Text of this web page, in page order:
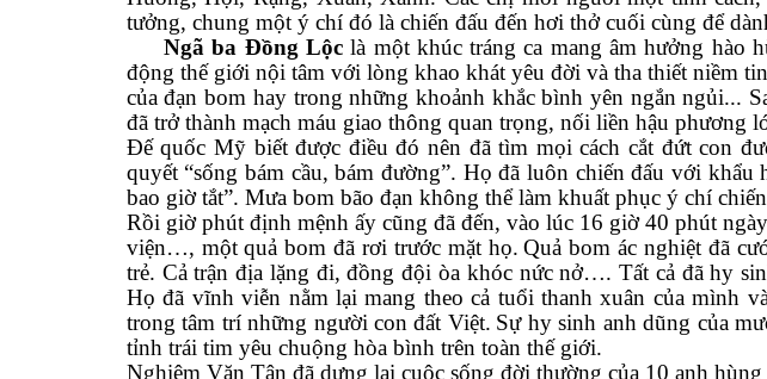
tưởng, chung một ý chí đó là chiến đấu đến hơi thở cuối cùng để
Ngã ba Ðồng Lộc là một khúc tráng ca mang âm hưởng hào
động thế giới nội tâm với lòng khao khát yêu đời và tha thiết niềm
của đạn bom hay trong những khoảnh khắc bình yên ngắn ngủi...
đã trở thành mạch máu giao thông quan trọng, nối liền hậu phương
Đế quốc Mỹ biết được điều đó nên đã tìm mọi cách cắt đứt con
quyết “sống bám cầu, bám đường”. Họ đã luôn chiến đấu với
bao giờ tắt”. Mưa bom bão đạn không thể làm khuất phục ý chí
Rồi giờ phút định mệnh ấy cũng đã đến, vào lúc 16 giờ 40 phút
viện…, một quả bom đã rơi trước mặt họ. Quả bom ác nghiệt đã
trẻ. Cả trận địa lặng đi, đồng đội òa khóc nức nở…. Tất cả đã hy
Họ đã vĩnh viễn nằm lại mang theo cả tuổi thanh xuân của mình
trong tâm trí những người con đất Việt. Sự hysinh anh dũng của
tỉnh trái tim yêu chuộng hòa bình trên toàn thế giới.
Nghiêm Văn Tân đã dựng lại cuộc sống đời thường của 10 anh